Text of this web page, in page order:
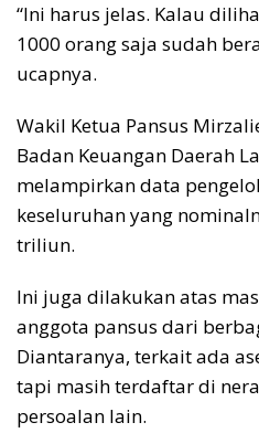
“Ini harus jelas. Kalau
1000 orang saja sudah
ucapnya.
Wakil Ketua Pansus
Badan Keuangan Daerah
melampirkan data
keseluruhan yang
triliun.
Ini juga dilakukan atas
anggota pansus dari
Diantaranya, terkait ada
tapi masih terdaftar di
persoalan lain.